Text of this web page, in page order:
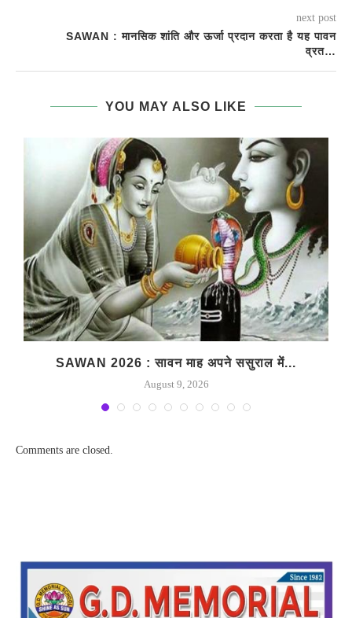
next post
SAWAN : मानसिक शांति और ऊर्जा प्रदान करता है यह पावन
व्रत…
YOU MAY ALSO LIKE
SAWAN 2026 : सावन माह अपने ससुराल में...
August 9, 2026
Comments are closed.